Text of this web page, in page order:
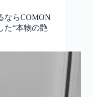
ならCOMON
た“本物の艶